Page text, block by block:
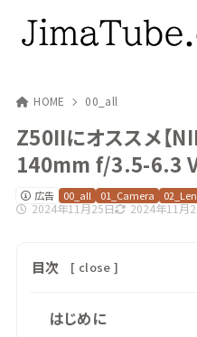
HOME 00_all
Z50IIにオススメ【
140mm f/3.5-6.3
広告
2024年11月25日 2024年11月
00_all 01_Camera
目次 [ close ]
はじめに